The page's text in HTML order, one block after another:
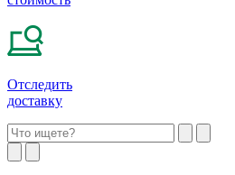
Отследить
доставку